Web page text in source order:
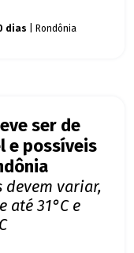
dias | Rondônia
ser de
e possíveis
devem variar,
até 31°C e